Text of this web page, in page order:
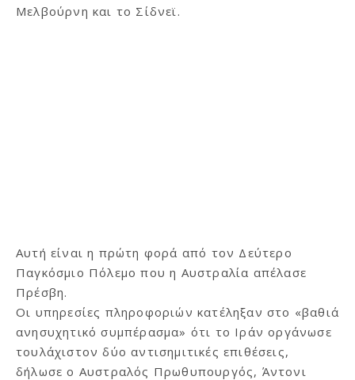
Μελβούρνη και το Σίδνεϊ.
Αυτή είναι η πρώτη φορά από τον Δεύτερο
Παγκόσμιο Πόλεμο που η Αυστραλία απέλασε
Πρέσβη.
Οι υπηρεσίες πληροφοριών κατέληξαν στο «βαθιά
ανησυχητικό συμπέρασμα» ότι το Ιράν οργάνωσε
τουλάχιστον δύο αντισημιτικές επιθέσεις,
δήλωσε ο Αυστραλός Πρωθυπουργός, Άντονι